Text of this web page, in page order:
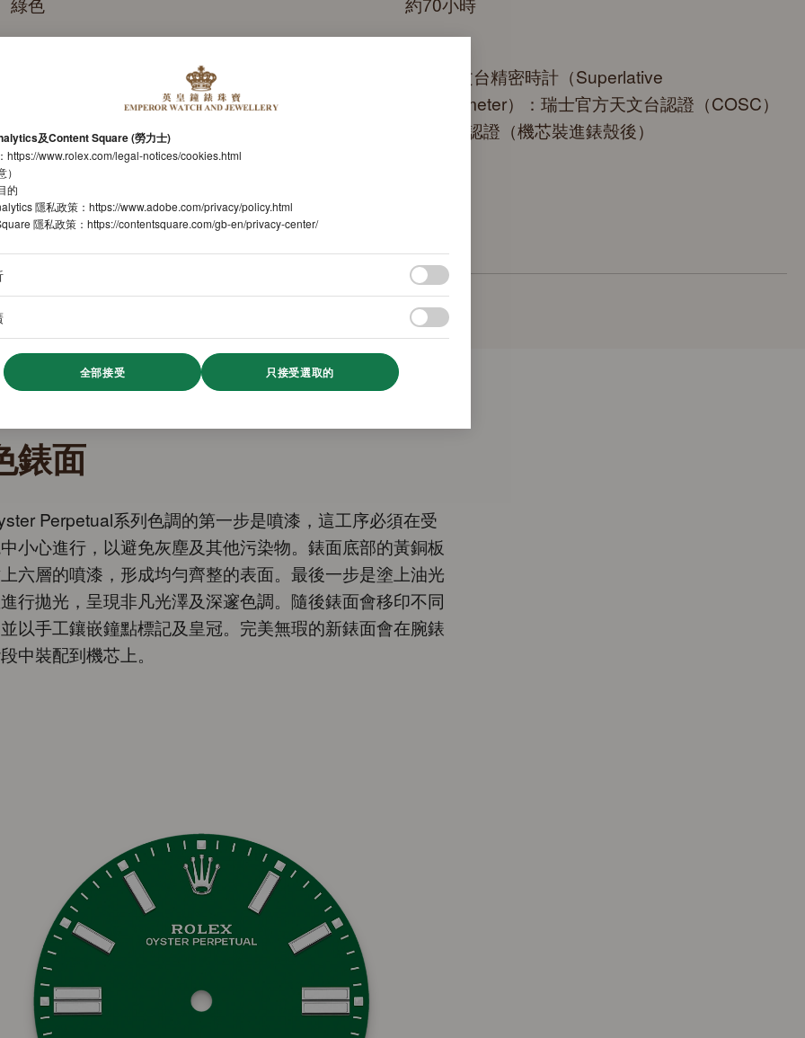
蠔式（Oyster），三格實心鏈節
自動上鏈機械恒動機芯
機芯型號
勞力士3230型機芯
頂級天文台精密時計（Superlative
Chronometer）：瑞士官方天文台認證（COSC）
+勞力士認證（機芯裝進錶殼後）
錶面
Perpetual系列色調的第一步是噴漆，這工序必須在受
小心進行，以避免灰塵及其他污染物。錶面底部的黃銅板
六層的噴漆，形成均勻齊整的表面。最後一步是塗上油光
行拋光，呈現非凡光澤及深邃色調。隨後錶面會移印不同
以手工鑲嵌鐘點標記及皇冠。完美無瑕的新錶面會在腕錶
中裝配到機芯上。
及Content Square (勞力士)
https://www.rolex.com/legal-notices/cookies.html
的
隱私政策： https://www.adobe.com/privacy/policy.html
隱私政策： https://contentsquare.com/gb-en/privacy-center/
全部接受 只接受選取的